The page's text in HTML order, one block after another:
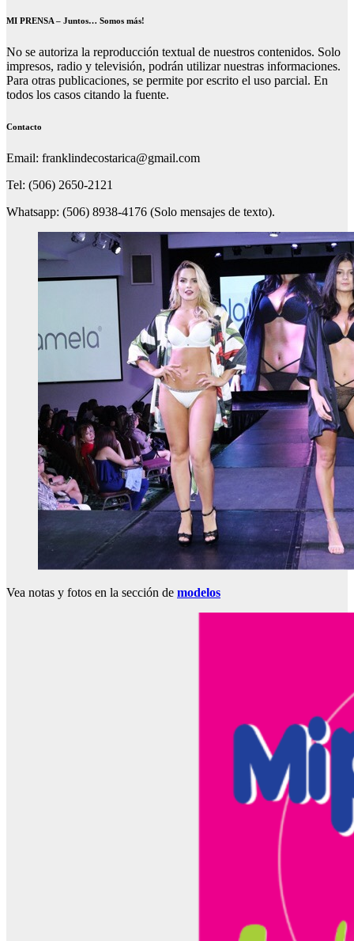
MI PRENSA – Juntos… Somos más!
No se autoriza la reproducción textual de nuestros contenidos. Solo
impresos, radio y televisión, podrán utilizar nuestras informaciones.
Para otras publicaciones, se permite por escrito el uso parcial. En
todos los casos citando la fuente.
Contacto
Email: franklindecostarica@gmail.com
Tel: (506) 2650-2121
Whatsapp: (506) 8938-4176 (Solo mensajes de texto).
Vea notas y fotos en la sección de modelos